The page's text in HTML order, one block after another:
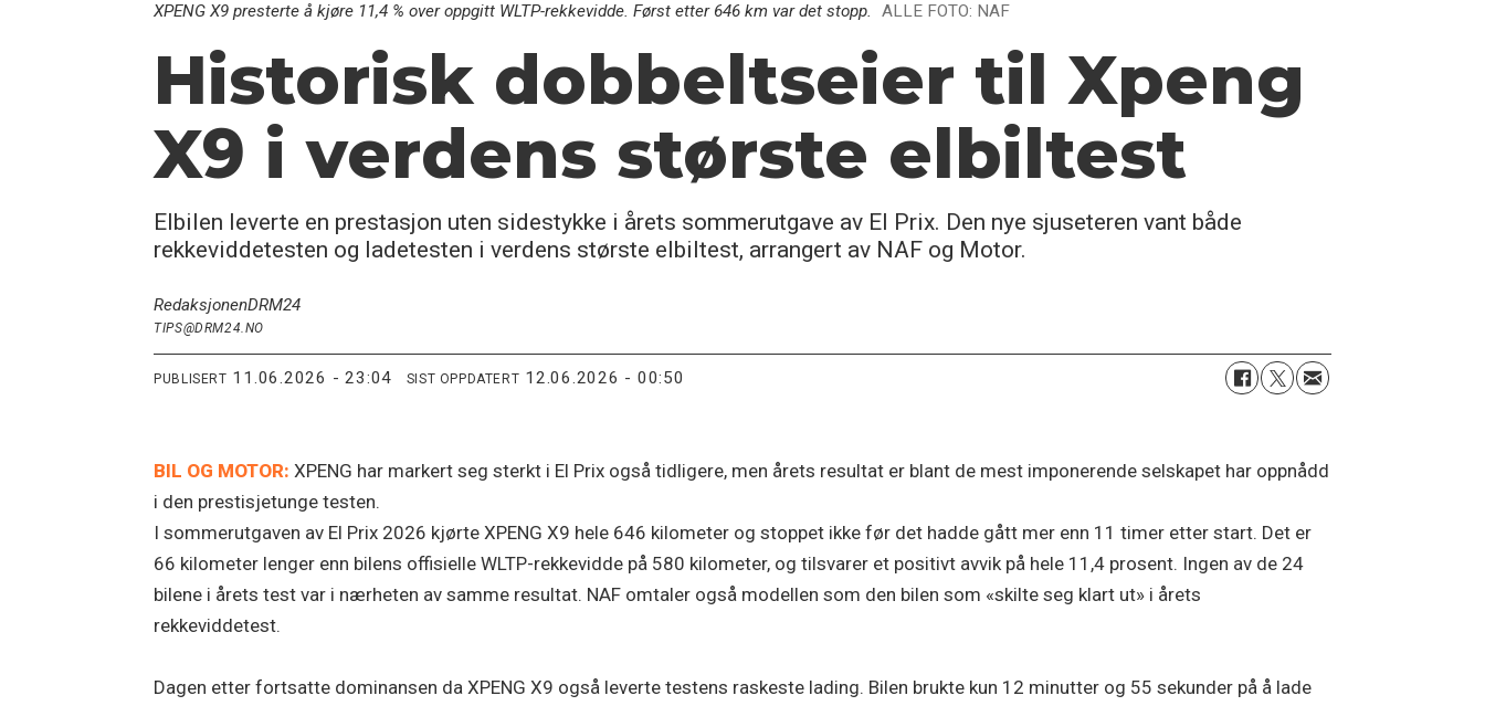
XPENG X9 presterte å kjøre 11,4 % over oppgitt WLTP-rekkevidde. Først etter 646 km var det stopp. ALLE FOTO: NAF
Historisk dobbeltseier til Xpeng
X9 i verdens største elbiltest
Elbilen leverte en prestasjon uten sidestykke i årets sommerutgave av El Prix. Den nye sjuseteren vant både
rekkeviddetesten og ladetesten i verdens største elbiltest, arrangert av NAF og Motor.
RedaksjonenDRM24
TIPS@DRM24.NO
PUBLISERT 11.06.2026 - 23:04 SIST OPPDATERT 12.06.2026 - 00:50
BIL OG MOTOR: XPENG har markert seg sterkt i El Prix også tidligere, men årets resultat er blant de mest imponerende selskapet har oppnådd
i den prestisjetunge testen.
I sommerutgaven av El Prix 2026 kjørte XPENG X9 hele 646 kilometer og stoppet ikke før det hadde gått mer enn 11 timer etter start. Det er
66 kilometer lenger enn bilens offisielle WLTP-rekkevidde på 580 kilometer, og tilsvarer et positivt avvik på hele 11,4 prosent. Ingen av de 24
bilene i årets test var i nærheten av samme resultat. NAF omtaler også modellen som den bilen som «skilte seg klart ut» i årets
rekkeviddetest.
Dagen etter fortsatte dominansen da XPENG X9 også leverte testens raskeste lading. Bilen brukte kun 12 minutter og 55 sekunder på å lade